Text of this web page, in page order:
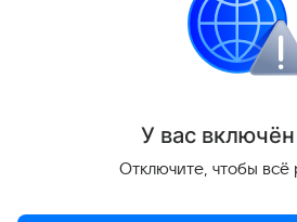
У вас включён
Отключите, чтобы всё